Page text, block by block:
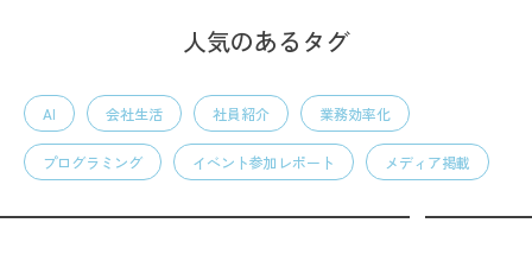
人気のあるタグ
AI 会社生活 社員紹介 業務効率化
プログラミング イベント参加レポート メディア掲載